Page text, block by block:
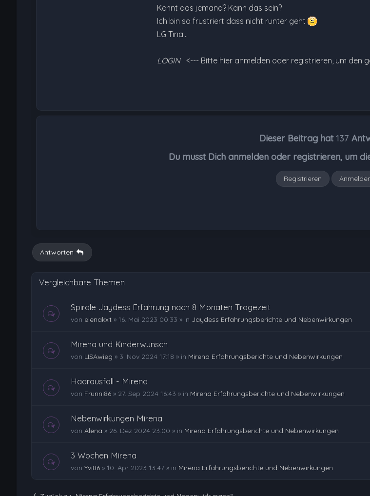
Kennt das jemand? Kann das sein?
Ich bin so frustriert dass nicht runter geht
LG Tina…
LOGIN <--- Bitte hier anmelden oder registrieren, um den
Dieser Beitrag hat 137
Du musst Dich anmelden oder registrieren, um
Registrieren
Antworten
Vergleichbare Themen
Spirale Jaydess Erfahrung nach 8 Monaten Tragezeit
von elenakxt» 16. Mai 2023 00:33 » in Jaydess Erfahrungsberichte und Nebenwirkungen
Mirena und Kinderwunsch
von LISAwieg » 3. Nov 2024 17:18 » in Mirena Erfahrungsberichte und Nebenwirkungen
Haarausfall - Mirena
von Frunni86» 27. Sep 2024 16:43 » in Mirena Erfahrungsberichte und Nebenwirkungen
Nebenwirkungen Mirena
von Alena » 26. Dez 2024 23:00 » in Mirena Erfahrungsberichte und Nebenwirkungen
3 Wochen Mirena
von Yvi86» 10. Apr 2023 13:47» in Mirena Erfahrungsberichte und Nebenwirkungen